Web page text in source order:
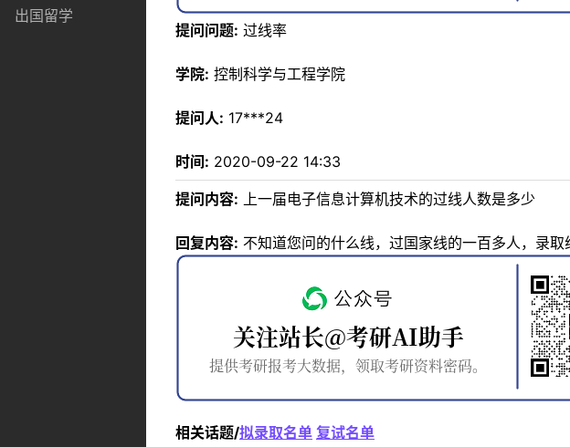
出国留学
提问问题: 过线率
学院: 控制科学与工程学院
提问人: 17***24
时间: 2020-09-22 14:33
提问内容: 上一届电子信息计算机技术的过线人数是多少
回复内容: 不知道您问的什么线，过国家线的一百多人，录
相关话题/拟录取名单 复试名单